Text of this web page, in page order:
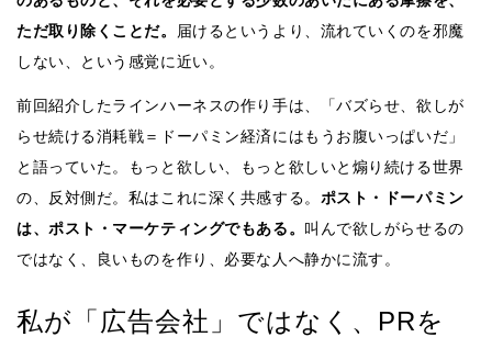
ただ取り除くことだ。
届けるというより、流れていくのを邪魔
しない、という感覚に近い。
前回紹介したラインハーネスの作り手は、「バズらせ、欲しが
らせ続ける消耗戦＝ドーパミン経済にはもうお腹いっぱいだ」
と語っていた。もっと欲しい、もっと欲しいと煽り続ける世界
の、反対側だ。私はこれに深く共感する。 ポスト・ドーパミン
は、ポスト・マーケティングでもある。 叫んで欲しがらせるの
ではなく、良いものを作り、必要な人へ静かに流す。
私が「広告会社」ではなく、PRを